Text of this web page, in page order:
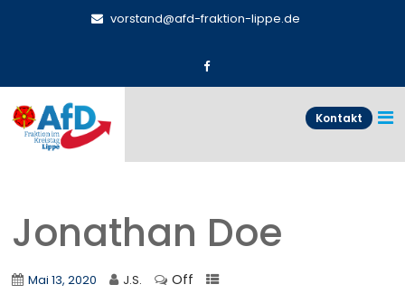
vorstand@afd-fraktion-lippe.de
Kontakt
Jonathan Doe
Mai 13, 2020 J.S. Off